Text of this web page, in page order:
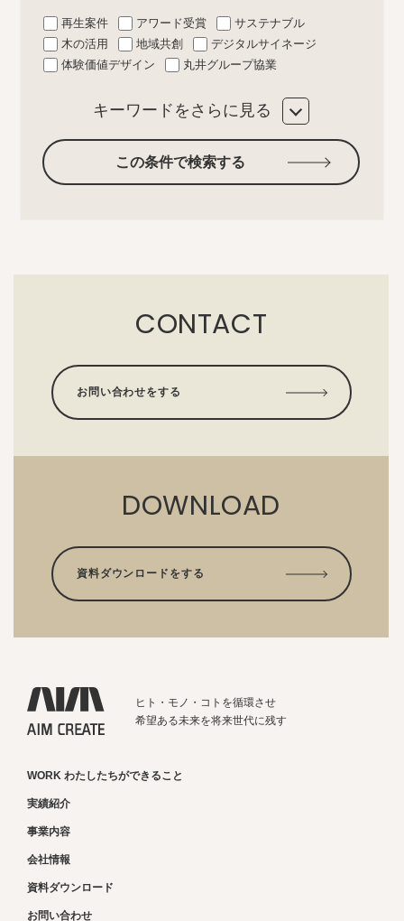
再生案件 アワード受賞
サステナブル
木の活用
地域共創
デジタルサイネージ
体験価値デザイン
丸井グループ協業
キーワードをさらに見る
この条件で検索する
CONTACT
お問い合わせをする
DOWNLOAD
資料ダウンロードをする
ヒト・モノ・コトを循環させ
希望ある未来を将来世代に残す
WORK わたしたちができること
実績紹介
事業内容
会社情報
資料ダウンロード
お問い合わせ